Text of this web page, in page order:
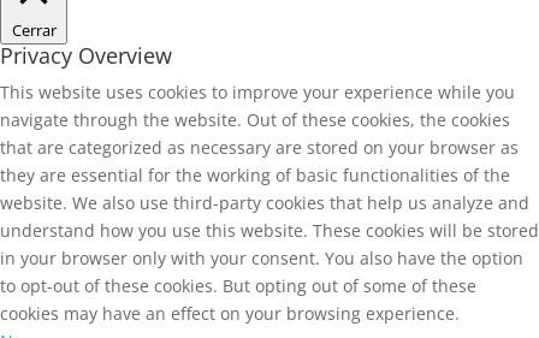
Cerrar
Privacy Overview
This website uses cookies to improve your experience while you
navigate through the website. Out of these cookies, the cookies
that are categorized as necessary are stored on your browser as
they are essential for the working of basic functionalities of the
website. We also use third-party cookies that help us analyze and
understand how you use this website. These cookies will be stored
in your browser only with your consent. You also have the option
to opt-out of these cookies. But opting out of some of these
cookies may have an effect on your browsing experience.